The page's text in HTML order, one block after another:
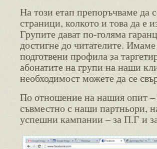
На този етап препоръчваме да
страници, колкото и това да е
Групите дават по-голяма
достигне до читателите.
подготвени профила за
абонатите на групи на наши
необходимост можете да се
По отношение на нашия опит –
съвместно с наши партньори,
успешни кампании – за П.Г и